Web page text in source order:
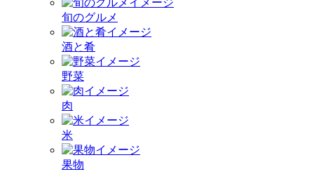
旬のグルメ
酒と肴
野菜
肉
米
果物